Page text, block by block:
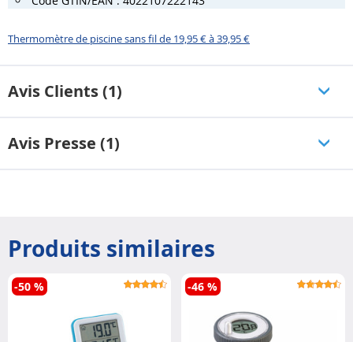
Thermomètre de piscine sans fil de 19,95 € à 39,95 €
Avis Clients (1)
Avis Presse (1)
Produits similaires
-50 % -46 %